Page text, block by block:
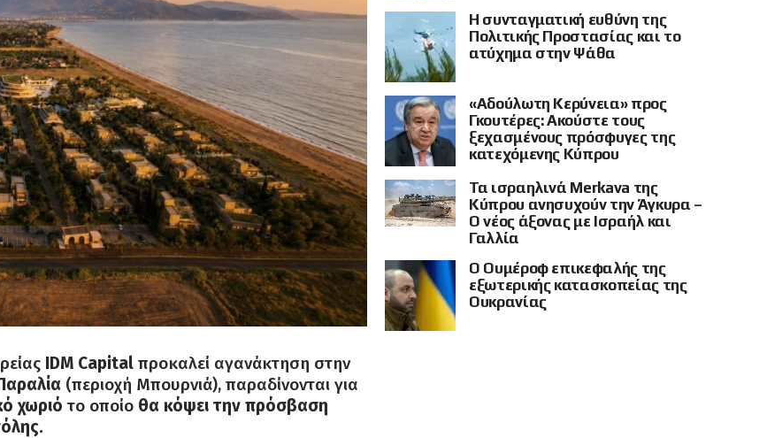
IDM Capital προκαλεί αγανάκτηση στην
(περιοχή Μπουρνιά), παραδίνονται για
χωριό το οποίο θα κόψει την πρόσβαση
Η συνταγματική ευθύνη της
Πολιτικής Προστασίας και το
ατύχημα στην Ψάθα
«Αδούλωτη Κερύνεια» προς
Γκουτέρες: Ακούστε τους
ξεχασμένους πρόσφυγες της
κατεχόμενης Κύπρου
Τα ισραηλινά Merkava της
Κύπρου ανησυχούν την Άγκυρα –
Ο νέος άξονας με Ισραήλ και
Γαλλία
Ο Ουμέροφ επικεφαλής της
εξωτερικής κατασκοπείας της
Ουκρανίας